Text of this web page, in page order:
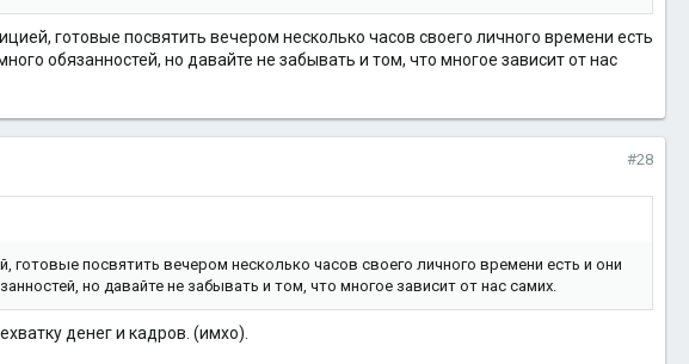
готовые посвятить вечером несколько часов своего личного времени есть
обязанностей, но давайте не забывать и том, что многое зависит от нас
#28
готовые посвятить вечером несколько часов своего личного времени есть и они
но давайте не забывать и том, что многое зависит от нас самих.
денег и кадров. (имхо).